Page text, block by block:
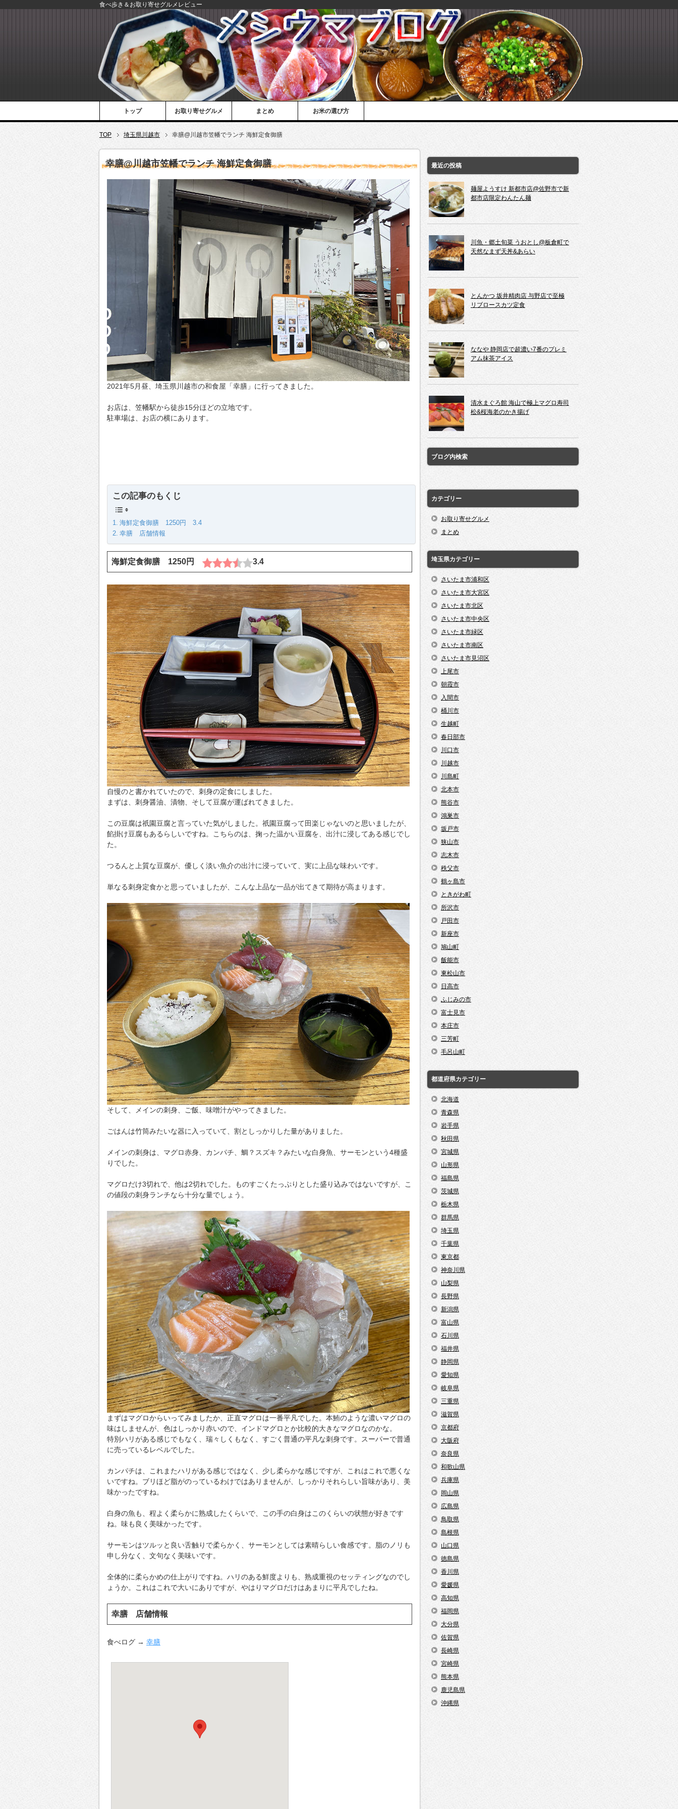
食べ歩き＆お取り寄せグルメレビュー
トップ お取り寄せグルメ まとめ お米の選び方
TOP 埼玉県川越市 幸膳@川越市笠幡でランチ 海鮮定食御膳
幸膳@川越市笠幡でランチ 海鮮定食御膳
2021年5月昼、埼玉県川越市の和食屋「幸膳」に行ってきました。
お店は、笠幡駅から徒歩15分ほどの立地です。
駐車場は、お店の横にあります。
この記事のもくじ
海鮮定食御膳 1250円 3.4
幸膳 店舗情報
海鮮定食御膳 1250円 3.4
自慢のと書かれていたので、刺身の定食にしました。
まずは、刺身醤油、漬物、そして豆腐が運ばれてきました。
この豆腐は祇園豆腐と言っていた気がしました。祇園豆腐って田楽じゃないのと思いましたが、
餡掛け豆腐もあるらしいですね。こちらのは、掬った温かい豆腐を、出汁に浸してある感じでし
た。
つるんと上質な豆腐が、優しく淡い魚介の出汁に浸っていて、実に上品な味わいです。
単なる刺身定食かと思っていましたが、こんな上品な一品が出てきて期待が高まります。
そして、メインの刺身、ご飯、味噌汁がやってきました。
ごはんは竹筒みたいな器に入っていて、割としっかりした量がありました。
メインの刺身は、マグロ赤身、カンパチ、鯛？スズキ？みたいな白身魚、サーモンという4種盛
りでした。
マグロだけ3切れで、他は2切れでした。ものすごくたっぷりとした盛り込みではないですが、こ
の値段の刺身ランチなら十分な量でしょう。
まずはマグロからいってみましたか、正直マグロは一番平凡でした。本鮪のような濃いマグロの
味はしませんが、色はしっかり赤いので、インドマグロとか比較的大きなマグロなのかな。
特別ハリがある感じでもなく、瑞々しくもなく、すごく普通の平凡な刺身です。スーパーで普通
に売っているレベルでした。
カンパチは、これまたハリがある感じではなく、少し柔らかな感じですが、これはこれで悪くな
いですね。ブリほど脂がのっているわけではありませんが、しっかりそれらしい旨味があり、美
味かったですね。
白身の魚も、程よく柔らかに熟成したくらいで、この手の白身はこのくらいの状態が好きです
ね。味も良く美味かったです。
サーモンはツルッと良い舌触りで柔らかく、サーモンとしては素晴らしい食感です。脂のノリも
申し分なく、文句なく美味いです。
全体的に柔らかめの仕上がりですね。ハリのある鮮度よりも、熟成重視のセッティングなのでし
ょうか。これはこれで大いにありですが、やはりマグロだけはあまりに平凡でしたね。
幸膳 店舗情報
食べログ → 幸膳
最近の投稿
麺屋ようすけ 新都市店@佐野市で新
都市店限定わんたん麺
川魚・郷土旬菜 うおとし@板倉町で
天然なまず天丼&あらい
とんかつ 坂井精肉店 与野店で至極
リブロースカツ定食
ななや 静岡店で超濃い7番のプレミ
アム抹茶アイス
清水まぐろ館 海山で極上マグロ寿司
松&桜海老のかき揚げ
ブログ内検索
カテゴリー
お取り寄せグルメ
まとめ
埼玉県カテゴリー
さいたま市浦和区
さいたま市大宮区
さいたま市北区
さいたま市中央区
さいたま市緑区
さいたま市南区
さいたま市見沼区
上尾市
朝霞市
入間市
桶川市
生越町
春日部市
川口市
川越市
川島町
北本市
熊谷市
鴻巣市
坂戸市
狭山市
志木市
秩父市
鶴ヶ島市
ときがわ町
所沢市
戸田市
新座市
鳩山町
飯能市
東松山市
日高市
ふじみの市
富士見市
本庄市
三芳町
毛呂山町
都道府県カテゴリー
北海道
青森県
岩手県
秋田県
宮城県
山形県
福島県
茨城県
栃木県
群馬県
埼玉県
千葉県
東京都
神奈川県
山梨県
長野県
新潟県
富山県
石川県
福井県
静岡県
愛知県
岐阜県
三重県
滋賀県
京都府
大阪府
奈良県
和歌山県
兵庫県
岡山県
広島県
鳥取県
島根県
山口県
徳島県
香川県
愛媛県
高知県
福岡県
大分県
佐賀県
長崎県
宮崎県
熊本県
鹿児島県
沖縄県